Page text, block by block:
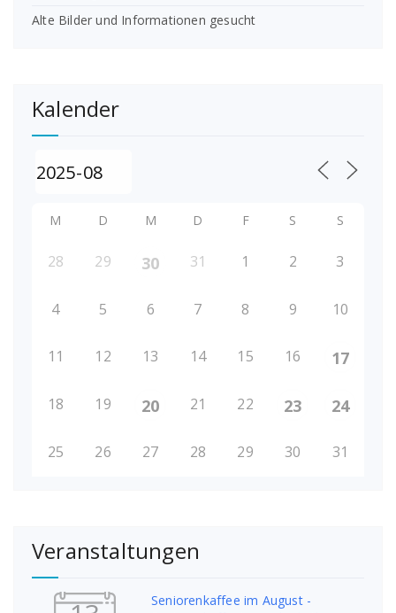
Alte Bilder und Informationen gesucht
Kalender
M D M D F S S
28 29 30 31 1 2 3
4 5 6 7 8 9 10
11 12 13 14 15 16 17
18 19 20 21 22 23 24
25 26 27 28 29 30 31
Veranstaltungen
Seniorenkaffee im August -